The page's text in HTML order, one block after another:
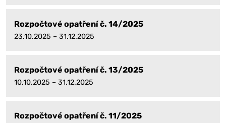
Rozpočtové opatření č. 14/2025
23.10.2025 – 31.12.2025
Rozpočtové opatření č. 13/2025
10.10.2025 – 31.12.2025
Rozpočtové opatření č. 11/2025